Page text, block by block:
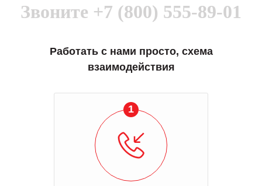
Звоните +7 (800) 555-89-01
Работать с нами просто, схема
взаимодействия
1